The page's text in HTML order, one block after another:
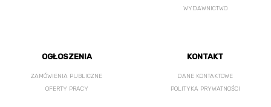
WYDAWNICTWO
OGŁOSZENIA
ZAMÓWIENIA PUBLICZNE
OFERTY PRACY
KONTAKT
DANE KONTAKTOWE
POLITYKA PRYWATNOŚCI